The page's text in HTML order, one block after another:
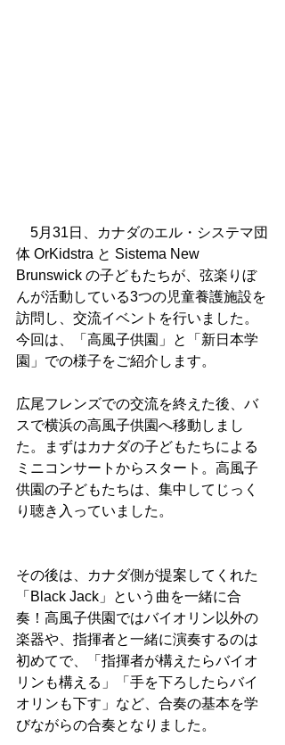
5月31日、カナダのエル・システマ団
体 OrKidstra と Sistema New
Brunswick の子どもたちが、弦楽りぼ
んが活動している3つの児童養護施設を
訪問し、交流イベントを行いました。
今回は、「高風子供園」と「新日本学
園」での様子をご紹介します。
広尾フレンズでの交流を終えた後、バ
スで横浜の高風子供園へ移動しまし
た。まずはカナダの子どもたちによる
ミニコンサートからスタート。高風子
供園の子どもたちは、集中してじっく
り聴き入っていました。
その後は、カナダ側が提案してくれた
「Black Jack」という曲を一緒に合
奏！高風子供園ではバイオリン以外の
楽器や、指揮者と一緒に演奏するのは
初めてで、「指揮者が構えたらバイオ
リンも構える」「手を下ろしたらバイ
オリンも下す」など、合奏の基本を学
びながらの合奏となりました。